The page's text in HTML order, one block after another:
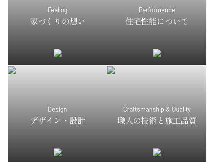
Feeling
家づくりの想い
Performance
住宅性能について
Design
デザイン・設計
Craftsmanship & Quality
職人の技術と施工品質